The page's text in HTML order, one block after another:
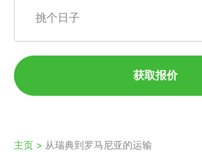
挑个日子
获取报价
主页 > 从瑞典到罗马尼亚的运输